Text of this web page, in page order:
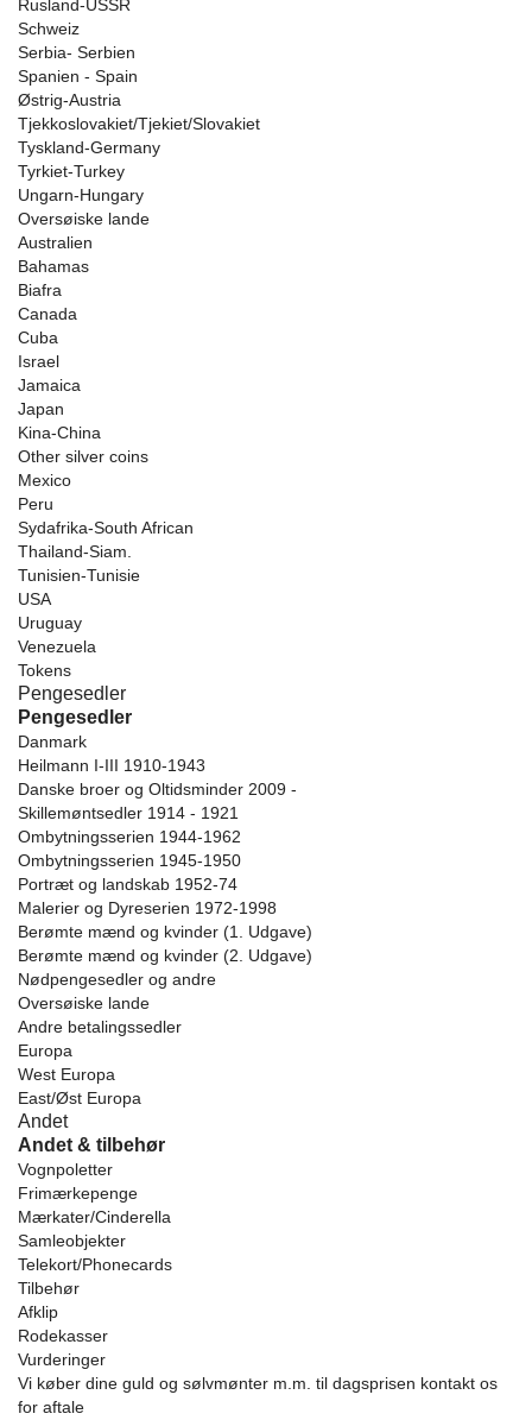
Rusland-USSR
Schweiz
Serbia- Serbien
Spanien - Spain
Østrig-Austria
Tjekkoslovakiet/Tjekiet/Slovakiet
Tyskland-Germany
Tyrkiet-Turkey
Ungarn-Hungary
Oversøiske lande
Australien
Bahamas
Biafra
Canada
Cuba
Israel
Jamaica
Japan
Kina-China
Other silver coins
Mexico
Peru
Sydafrika-South African
Thailand-Siam.
Tunisien-Tunisie
USA
Uruguay
Venezuela
Tokens
Pengesedler
Pengesedler
Danmark
Heilmann I-III 1910-1943
Danske broer og Oltidsminder 2009 -
Skillemøntsedler 1914 - 1921
Ombytningsserien 1944-1962
Ombytningsserien 1945-1950
Portræt og landskab 1952-74
Malerier og Dyreserien 1972-1998
Berømte mænd og kvinder (1. Udgave)
Berømte mænd og kvinder (2. Udgave)
Nødpengesedler og andre
Oversøiske lande
Andre betalingssedler
Europa
West Europa
East/Øst Europa
Andet
Andet & tilbehør
Vognpoletter
Frimærkepenge
Mærkater/Cinderella
Samleobjekter
Telekort/Phonecards
Tilbehør
Afklip
Rodekasser
Vurderinger
Vi køber dine guld og sølvmønter m.m. til dagsprisen kontakt os
for aftale